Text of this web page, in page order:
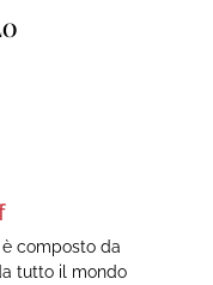
composto da
tutto il mondo